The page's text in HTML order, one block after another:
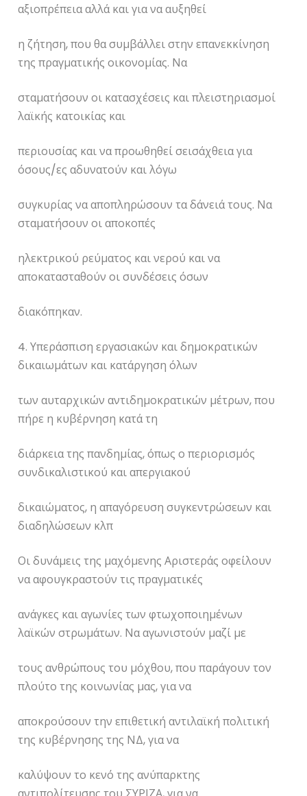
αξιοπρέπεια αλλά και για να αυξηθεί
η ζήτηση, που θα συμβάλλει στην επανεκκίνηση
της πραγματικής οικονομίας. Να
σταματήσουν οι κατασχέσεις και πλειστηριασμοί
λαϊκής κατοικίας και
περιουσίας και να προωθηθεί σεισάχθεια για
όσους/ες αδυνατούν και λόγω
συγκυρίας να αποπληρώσουν τα δάνειά τους. Να
σταματήσουν οι αποκοπές
ηλεκτρικού ρεύματος και νερού και να
αποκατασταθούν οι συνδέσεις όσων
διακόπηκαν.
4. Υπεράσπιση εργασιακών και δημοκρατικών
δικαιωμάτων και κατάργηση όλων
των αυταρχικών αντιδημοκρατικών μέτρων, που
πήρε η κυβέρνηση κατά τη
διάρκεια της πανδημίας, όπως ο περιορισμός
συνδικαλιστικού και απεργιακού
δικαιώματος, η απαγόρευση συγκεντρώσεων και
διαδηλώσεων κλπ
Οι δυνάμεις της μαχόμενης Αριστεράς οφείλουν
να αφουγκραστούν τις πραγματικές
ανάγκες και αγωνίες των φτωχοποιημένων
λαϊκών στρωμάτων. Να αγωνιστούν μαζί με
τους ανθρώπους του μόχθου, που παράγουν τον
πλούτο της κοινωνίας μας, για να
αποκρούσουν την επιθετική αντιλαϊκή πολιτική
της κυβέρνησης της ΝΔ, για να
καλύψουν το κενό της ανύπαρκτης